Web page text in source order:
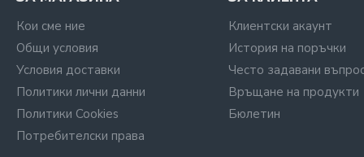
Кои сме ние
Общи условия
Условия доставки
Политики лични данни
Политики Cookies
Потребителски права
Клиентски акаунт
История на поръчки
Често задавани
Връщане на продукти
Бюлетин